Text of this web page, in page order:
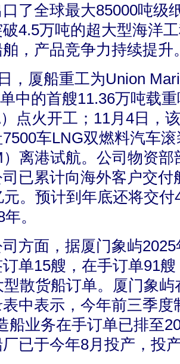
了全球最大85000吨级
4.5万吨的超大型海洋
，产品竞争力持续提升
厦船重工为Union
中的首艘11.36万吨载
）点火开工；11月4日，
车LNG双燃料汽车
）离港试航。公司物资
已累计向海外客户交付
。预计到年底还将交
。
面，据厦门象屿2025
单15艘，在手订单91
散货船订单。厦门象
中表示，今年前三季
船业务在手订单已排至
已于今年8月投产，投